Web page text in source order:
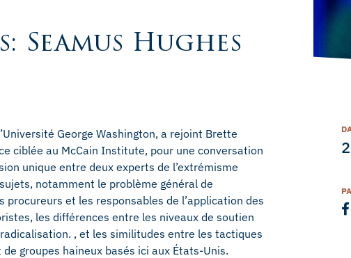
Hughes
George Washington, a rejoint Brette
ciblée au McCain Institute, pour une conversation
unique entre deux experts de l’extrémisme
notamment le problème général de
et les responsables de l’application des
les différences entre les niveaux de soutien
, et les similitudes entre les tactiques
groupes haineux basés ici aux États-Unis.